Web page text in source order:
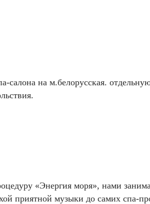
на м.белорусская. отдельную
«Энергия моря», нами
приятной музыки до самих спа-